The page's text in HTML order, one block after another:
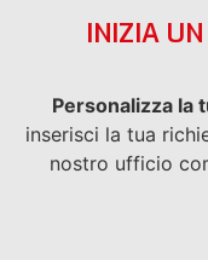
INIZIA
Personalizza la
inserisci la tua
nostro ufficio